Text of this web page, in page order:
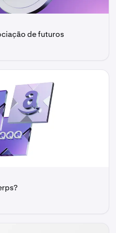
de futuros